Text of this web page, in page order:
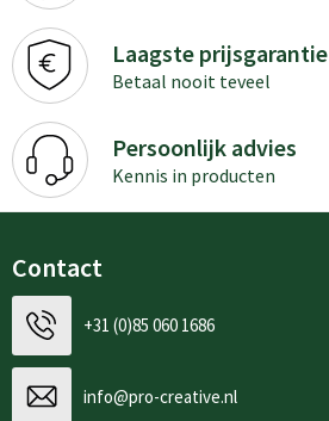
Laagste prijsgarantie
Betaal nooit teveel
Persoonlijk advies
Kennis in producten
Contact
+31 (0)85 060 1686
info@pro-creative.nl